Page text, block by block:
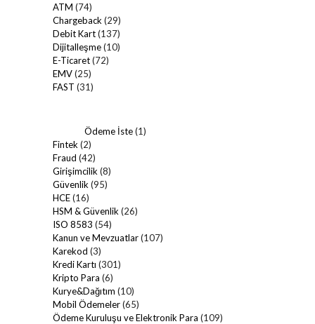
ATM (74)
Chargeback (29)
Debit Kart(137)
Dijitalleşme(10)
E-Ticaret(72)
EMV(25)
FAST (31)
Ödeme İste(1)
Fintek (2)
Fraud (42)
Girişimcilik (8)
Güvenlik (95)
HCE(16)
HSM & Güvenlik (26)
ISO 8583 (54)
Kanun ve Mevzuatlar(107)
Karekod (3)
Kredi Kartı (301)
Kripto Para (6)
Kurye&Dağıtım (10)
Mobil Ödemeler(65)
Ödeme Kuruluşu ve Elektronik Para (109)